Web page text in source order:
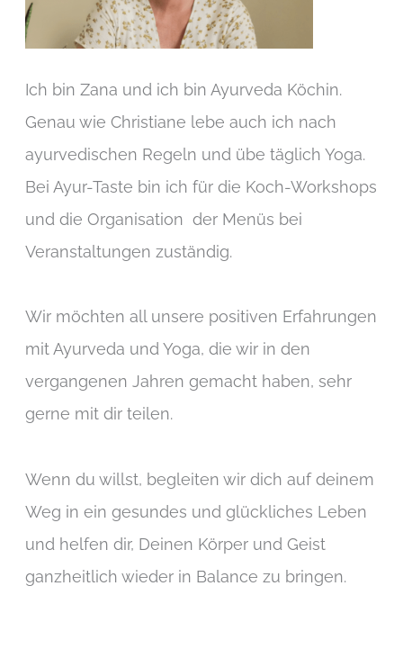
Ich bin Zana und ich bin Ayurveda Köchin.
Genau wie Christiane lebe auch ich nach
ayurvedischen Regeln und übe täglich Yoga.
Bei Ayur-Taste bin ich für die Koch-Workshops
und die Organisation der Menüs bei
Veranstaltungen zuständig.
Wir möchten all unsere positiven Erfahrungen
mit Ayurveda und Yoga, die wir in den
vergangenen Jahren gemacht haben, sehr
gerne mit dir teilen.
Wenn du willst, begleiten wir dich auf deinem
Weg in ein gesundes und glückliches Leben
und helfen dir, Deinen Körper und Geist
ganzheitlich wieder in Balance zu bringen.